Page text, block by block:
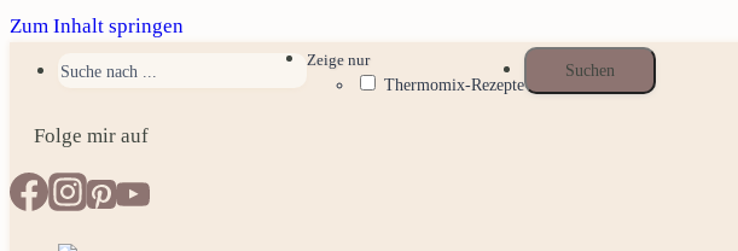
Zum Inhalt springen
Zeige nur
Thermomix-Rezepte
Folge mir auf